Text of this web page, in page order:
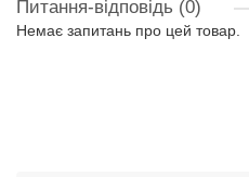
Питання-відповідь (0)
Немає запитань про цей товар.